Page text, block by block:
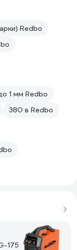
Redbo
1 мм Redbo
380 в Redbo
175